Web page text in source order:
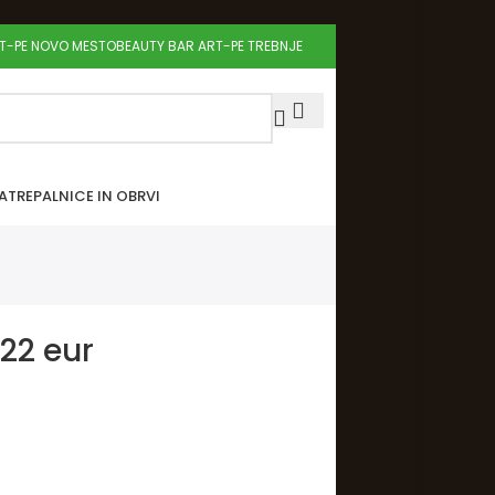
PE NOVO MESTOBEAUTY BAR ART-PE TREBNJE
TREPALNICE IN OBRVI
eur